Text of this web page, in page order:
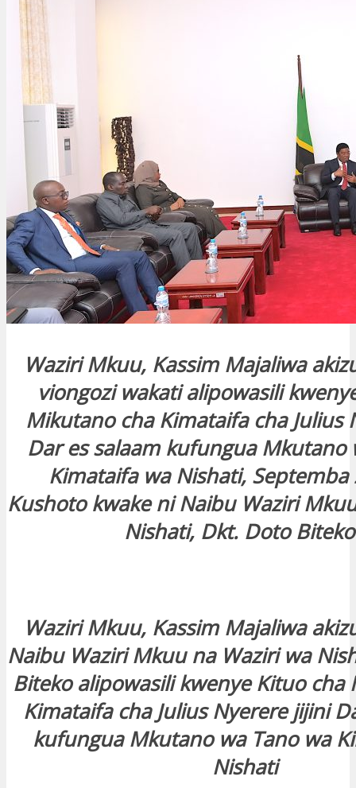
Waziri Mkuu, Kassim Majaliwa
viongozi wakati alipowasili
Mikutano cha Kimataifa cha Julius
Dar es salaam kufungua Mkutano
Kimataifa wa Nishati, Septemba
Kushoto kwake ni Naibu Waziri
Nishati, Dkt. Doto
Waziri Mkuu, Kassim Majaliwa
Naibu Waziri Mkuu na Waziri wa
Biteko alipowasili kwenye Kituo cha
Kimataifa cha Julius Nyerere jijini
kufungua Mkutano wa Tano wa
Nishati